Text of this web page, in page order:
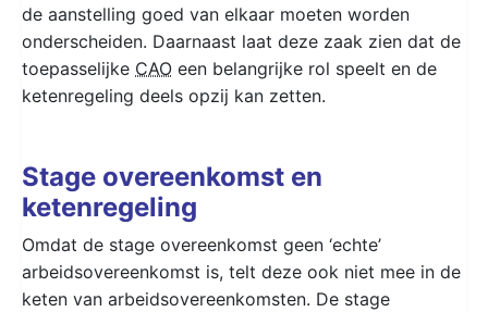
de aanstelling goed van elkaar moeten worden
onderscheiden. Daarnaast laat deze zaak zien dat de
toepasselijke CAO een belangrijke rol speelt en de
ketenregeling deels opzij kan zetten.
Stage overeenkomst en
ketenregeling
Omdat de stage overeenkomst geen ‘echte’
arbeidsovereenkomst is, telt deze ook niet mee in de
keten van arbeidsovereenkomsten. De stage